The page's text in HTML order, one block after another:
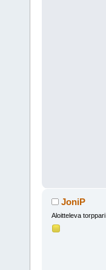
JoniP
Aloitteleva torppari